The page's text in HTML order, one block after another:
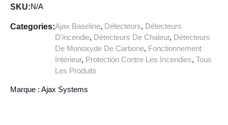
SKU:N/A
Categories:Ajax Baseline, Détecteurs, Détecteurs
D'incendie, Détecteurs De Chaleur, Détecteurs
De Monoxyde De Carbone, Fonctionnement
Intérieur, Protection Contre Les Incendies, Tous
Les Produits
Marque : Ajax Systems